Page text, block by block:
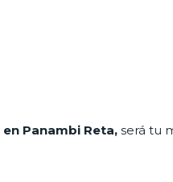
en Panambi Reta, será tu